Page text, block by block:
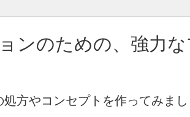
ンのための、強力
方やコンセプトを作ってみまし